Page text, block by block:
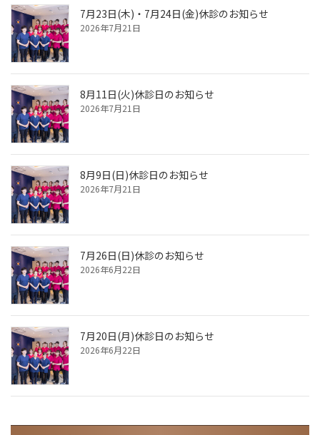
7月23日(木)・7月24日(金)休診のお知らせ
2026年7月21日
8月11日(火)休診日のお知らせ
2026年7月21日
8月9日(日)休診日のお知らせ
2026年7月21日
7月26日(日)休診のお知らせ
2026年6月22日
7月20日(月)休診日のお知らせ
2026年6月22日